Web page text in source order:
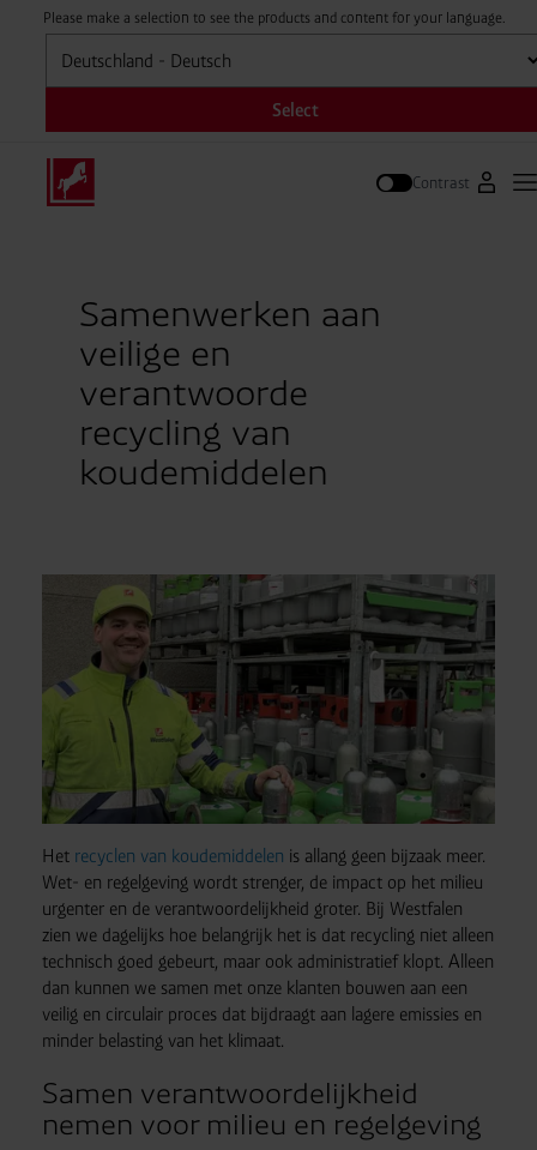
Please make a selection to see the products and content for your language.
Selecteren
Select
Contrast Naar
Samenwerken aan
veilige en
verantwoorde
recycling van
koudemiddelen
Het recyclen van koudemiddelen is allang geen bijzaak meer.
Wet- en regelgeving wordt strenger, de impact op het milieu
urgenter en de verantwoordelijkheid groter. Bij Westfalen
zien we dagelijks hoe belangrijk het is dat recycling niet alleen
technisch goed gebeurt, maar ook administratief klopt. Alleen
dan kunnen we samen met onze klanten bouwen aan een
veilig en circulair proces dat bijdraagt aan lagere emissies en
minder belasting van het klimaat.
Samen verantwoordelijkheid
nemen voor milieu en regelgeving